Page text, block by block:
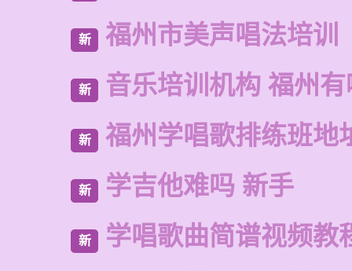
新 福州市美声唱法培训
新 音乐培训机构 福州
新 福州学唱歌排练班地
新 学吉他难吗 新手
新 学唱歌曲简谱视频教